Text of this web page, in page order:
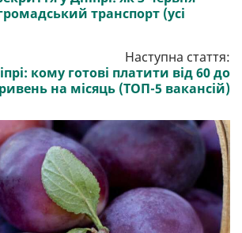
транспорт (усі
Наступна стаття:
кому готові платити від 60 до
на місяць (ТОП-5 вакансій)